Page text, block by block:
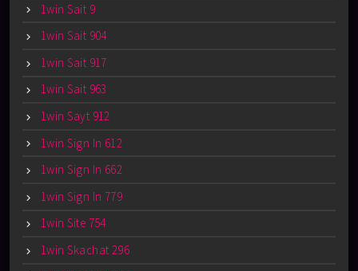
1win Sait 9
1win Sait 904
1win Sait 917
1win Sait 963
1win Sayt 912
1win Sign In 612
1win Sign In 662
1win Sign In 779
1win Site 754
1win Skachat 296